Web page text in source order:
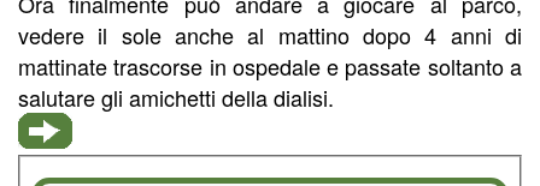
vedere il sole anche al mattino dopo 4 anni di
mattinate trascorse in ospedale e passate soltanto a
salutare gli amichetti della dialisi.